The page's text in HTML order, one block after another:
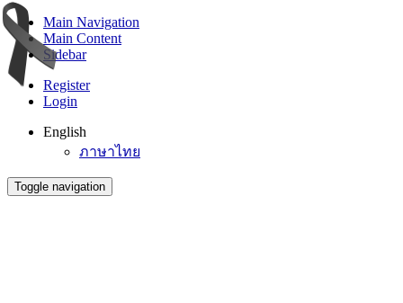
Main Navigation
Main Content
Sidebar
Register
Login
English
ภาษาไทย
Toggle navigation